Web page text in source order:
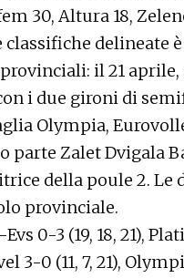
30, Altura 18,
classifiche delineate
il 21 aprile,
i due gironi di
Olympia,
Zalet Dvigala
della poule 2. Le
provinciale.
0-3 (19, 18, 21),
3-0 (11, 7, 21),